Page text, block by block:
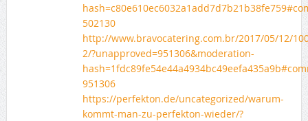
502130
http://www.bravocatering.com.br/2017/05/12/
2/?unapproved=951306&moderation-
951306
https://perfekton.de/uncategorized/warum-
kommt-man-zu-perfekton-wieder/?